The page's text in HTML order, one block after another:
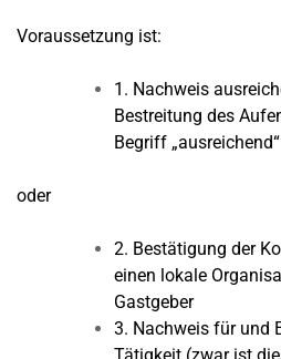
Voraussetzung ist:
1. Nachweis
Bestreitung des
Begriff
oder
2. Bestätigung der
einen lokale
Gastgeber
3. Nachweis für und